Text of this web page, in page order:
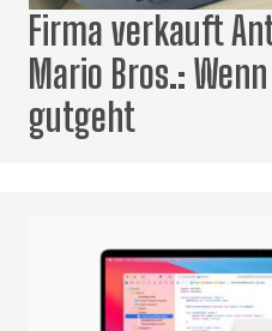
Firma verkauft
Mario Bros.:
gutgeht